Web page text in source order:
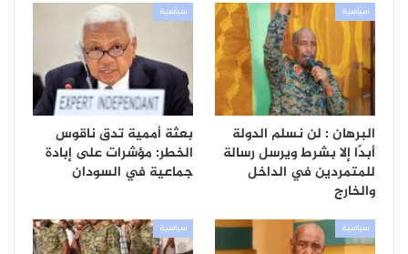
سياسية
البرهان : لن نسلم الدولة
أبدًا إلا بشرط ويرسل رسالة
للمتمردين في الداخل
والخارج
سياسية
بعثة أممية تدق ناقوس
الخطر: مؤشرات على إبادة
جماعية في السودان
سياسية سياسية